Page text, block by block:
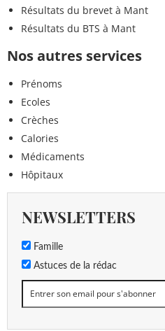
Résultats du brevet à Mant
Résultats du BTS à Mant
Nos autres services
Prénoms
Ecoles
Crèches
Calories
Médicaments
Hôpitaux
NEWSLETTERS
Famille
Astuces de la rédac